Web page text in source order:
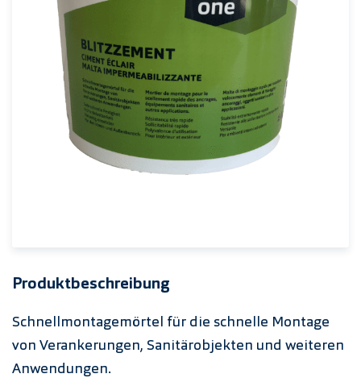
Produktbeschreibung
Schnellmontagemörtel für die schnelle Montage
von Verankerungen, Sanitärobjekten und weiteren
Anwendungen.